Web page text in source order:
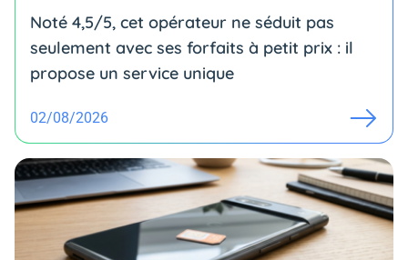
Noté 4,5/5, cet opérateur ne séduit pas
seulement avec ses forfaits à petit prix : il
propose un service unique
02/08/2026